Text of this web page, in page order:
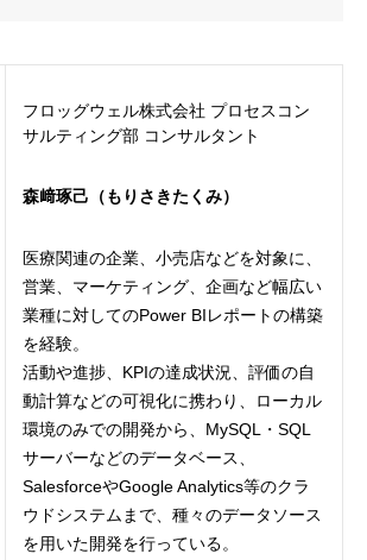
フロッグウェル株式会社 プロセスコン
サルティング部 コンサルタント
森﨑琢己（もりさきたくみ）
医療関連の企業、小売店などを対象に、
営業、マーケティング、企画など幅広い
業種に対してのPower BIレポートの構築
を経験。
活動や進捗、KPIの達成状況、評価の自
動計算などの可視化に携わり、ローカル
環境のみでの開発から、MySQL・SQL
サーバーなどのデータベース、
SalesforceやGoogle Analytics等のクラ
ウドシステムまで、種々のデータソース
を用いた開発を行っている。